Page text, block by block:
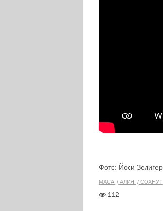
Фото: Йоси Зелигер
МАСА АЛИЯ СОХНУТ
112